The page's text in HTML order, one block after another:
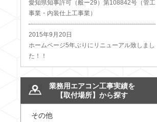
愛知県知事許可（般ー29）第108842号（管工
事業・内装仕上工事業）
2015年9月20日
ホームページ5年ぶりにリニューアル致しまし
た！！
業務用エアコン工事実績を
【取付場所】から探す
その他